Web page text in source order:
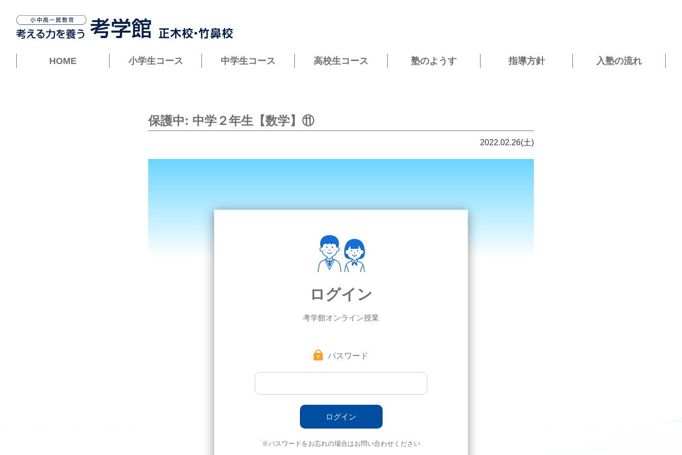
HOME 小学生コース 中学生コース 高校生コース 塾のようす 指導方針 入塾の流れ
保護中: 中学２年生【数学】⑪
2022.02.26(土)
ログイン
考学館オンライン授業
パスワード
※パスワードをお忘れの場合はお問い合わせください